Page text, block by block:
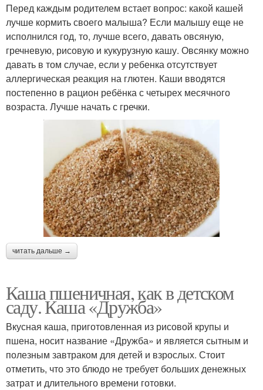
Перед каждым родителем встает вопрос: какой кашей
лучше кормить своего малыша? Если малышу еще не
исполнился год, то, лучше всего, давать овсяную,
гречневую, рисовую и кукурузную кашу. Овсянку можно
давать в том случае, если у ребенка отсутствует
аллергическая реакция на глютен. Каши вводятся
постепенно в рацион ребёнка с четырех месячного
возраста. Лучше начать с гречки.
читать дальше →
Каша пшеничная, как в детском
саду. Каша «Дружба»
Вкусная каша, приготовленная из рисовой крупы и
пшена, носит название «Дружба» и является сытным и
полезным завтраком для детей и взрослых. Стоит
отметить, что это блюдо не требует больших денежных
затрат и длительного времени готовки.